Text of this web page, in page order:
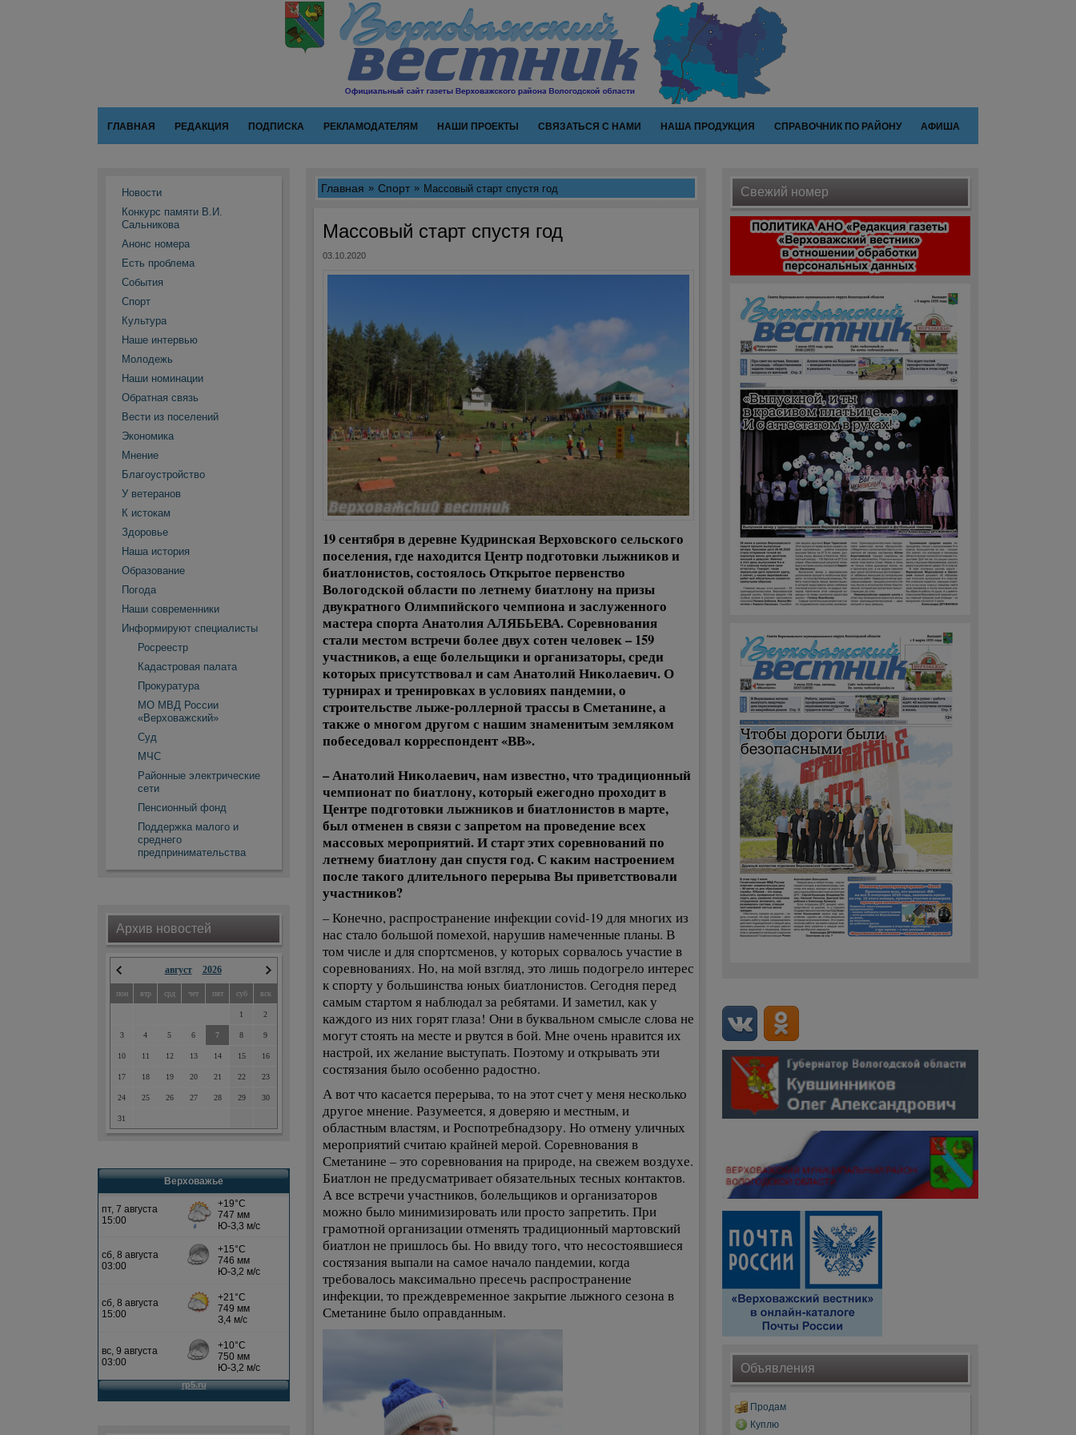
ГЛАВНАЯ РЕДАКЦИЯ ПОДПИСКА РЕКЛАМОДАТЕЛЯМ НАШИ ПРОЕКТЫ СВЯЗАТЬСЯ С НАМИ НАША ПРОДУКЦИЯ СПРАВОЧНИК ПО РАЙОНУ АФИША
Новости
Конкурс памяти В.И.
Сальникова
Анонс номера
Есть проблема
События
Спорт
Культура
Наше интервью
Молодежь
Наши номинации
Обратная связь
Вести из поселений
Экономика
Мнение
Благоустройство
У ветеранов
К истокам
Здоровье
Наша история
Образование
Погода
Наши современники
Информируют специалисты
Росреестр
Кадастровая палата
Прокуратура
МО МВД России
«Верховажский»
Суд
МЧС
Районные электрические
сети
Пенсионный фонд
Поддержка малого и
среднего
предпринимательства
Архив новостей
август 2026
пон втр срд чет пят суб вск
1 2
3 4 5 6 7 8 9
10 11 12 13 14 15 16
17 18 19 20 21 22 23
24 25 26 27 28 29 30
31
Верховажье
Главная Спорт Массовый старт спустя год
Массовый старт спустя год
03.10.2020
19 сентября в деревне Кудринская Верховского сельского
поселения, где находится Центр подготовки лыжников и
биатлонистов, состоялось Открытое первенство
Вологодской области по летнему биатлону на призы
двукратного Олимпийского чемпиона и заслуженного
мастера спорта Анатолия АЛЯБЬЕВА. Соревнования
стали местом встречи более двух сотен человек – 159
участников, а еще болельщики и организаторы, среди
которых присутствовал и сам Анатолий Николаевич. О
турнирах и тренировках в условиях пандемии, о
строительстве лыже-роллерной трассы в Сметанине, а
также о многом другом с нашим знаменитым земляком
побеседовал корреспондент «ВВ».
– Анатолий Николаевич, нам известно, что традиционный
чемпионат по биатлону, который ежегодно проходит в
Центре подготовки лыжников и биатлонистов в марте,
был отменен в связи с запретом на проведение всех
массовых мероприятий. И старт этих соревнований по
летнему биатлону дан спустя год. С каким настроением
после такого длительного перерыва Вы приветствовали
участников?
– Конечно, распространение инфекции соvid-19 для многих из
нас стало большой помехой, нарушив намеченные планы. В
том числе и для спортсменов, у которых сорвалось участие в
соревнованиях. Но, на мой взгляд, это лишь подогрело интерес
к спорту у большинства юных биатлонистов. Сегодня перед
самым стартом я наблюдал за ребятами. И заметил, как у
каждого из них горят глаза! Они в буквальном смысле слова не
могут стоять на месте и рвутся в бой. Мне очень нравится их
настрой, их желание выступать. Поэтому и открывать эти
состязания было особенно радостно.
А вот что касается перерыва, то на этот счет у меня несколько
другое мнение. Разумеется, я доверяю и местным, и
областным властям, и Роспотребнадзору. Но отмену уличных
мероприятий считаю крайней мерой. Соревнования в
Сметанине – это соревнования на природе, на свежем воздухе.
Биатлон не предусматривает обязательных тесных контактов.
А все встречи участников, болельщиков и организаторов
можно было минимизировать или просто запретить. При
грамотной организации отменять традиционный мартовский
биатлон не пришлось бы. Но ввиду того, что несостоявшиеся
состязания выпали на самое начало пандемии, когда
требовалось максимально пресечь распространение
инфекции, то преждевременное закрытие лыжного сезона в
Сметанине было оправданным.
Свежий номер
Объявления
Продам
Куплю